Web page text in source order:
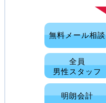
無料メール相談
全員
男性スタッフ
明朗会計